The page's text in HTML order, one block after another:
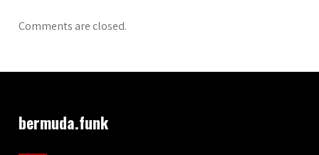
Comments are closed.
bermuda.funk